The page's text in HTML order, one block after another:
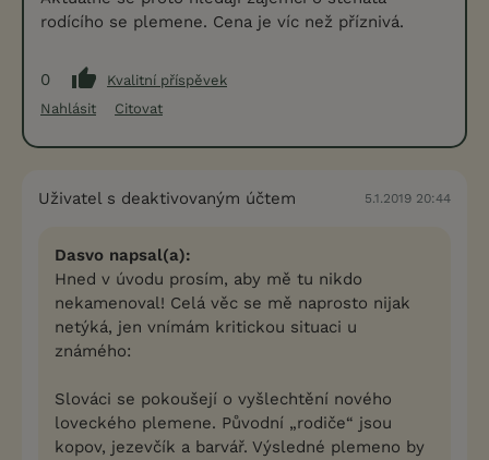
rodícího se plemene. Cena je víc než příznivá.
0
Kvalitní příspěvek
Nahlásit
Citovat
Uživatel s deaktivovaným účtem 5.1.2019 20:44
Dasvo napsal(a):
Hned v úvodu prosím, aby mě tu nikdo
nekamenoval! Celá věc se mě naprosto nijak
netýká, jen vnímám kritickou situaci u
známého:
Slováci se pokoušejí o vyšlechtění nového
loveckého plemene. Původní „rodiče“ jsou
kopov, jezevčík a barvář. Výsledné plemeno by